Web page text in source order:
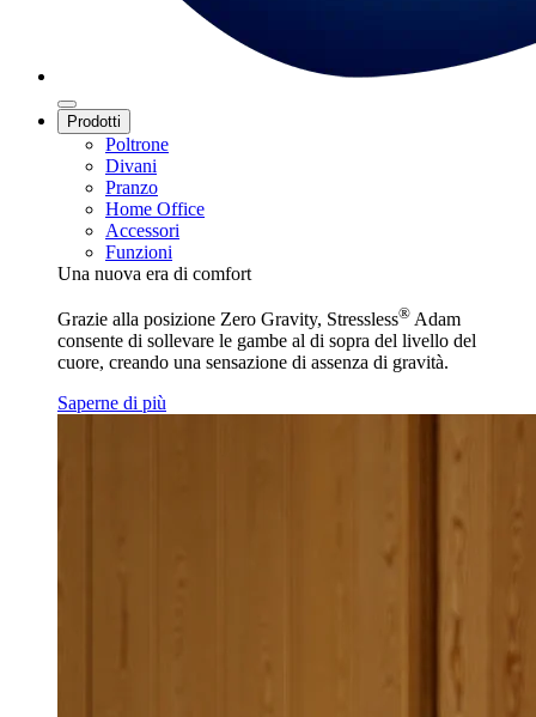
Prodotti
Poltrone
Divani
Pranzo
Home Office
Accessori
Funzioni
Una nuova era di comfort
Grazie alla posizione Zero Gravity, Stressless® Adam
consente di sollevare le gambe al di sopra del livello del
cuore, creando una sensazione di assenza di gravità.
Saperne di più